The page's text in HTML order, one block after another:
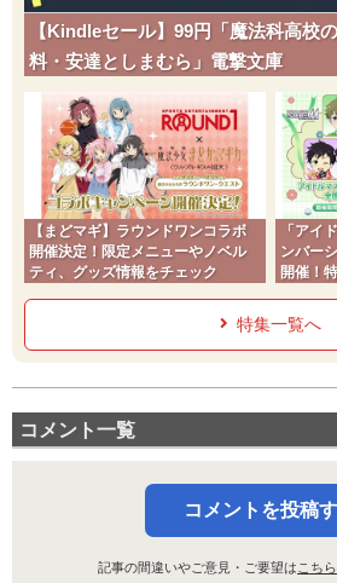
【Kindleセール】99円「魔法科高校
料・安達としまむら」電撃文庫
【まどマギ】ラウンドワンコラボ
開催決定！限定メニューやノベル
ティ、グッズ情報をチェック
「アイ
ンバー
開催！
特集一覧へ
コメント一覧
コメントを投稿
記事の間違いやご意見・ご要望は こちら